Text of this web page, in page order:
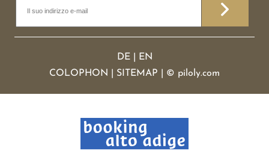
DE| EN
COLOPHON
SITEMAP © piloly.com